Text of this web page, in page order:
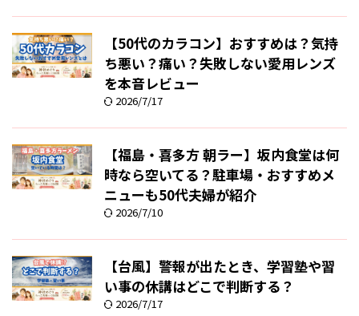
【50代のカラコン】おすすめは？気持
ち悪い？痛い？失敗しない愛用レンズ
を本音レビュー
2026/7/17
【福島・喜多方 朝ラー】坂内食堂は何
時なら空いてる？駐車場・おすすめメ
ニューも50代夫婦が紹介
2026/7/10
【台風】警報が出たとき、学習塾や習
い事の休講はどこで判断する？
2026/7/17